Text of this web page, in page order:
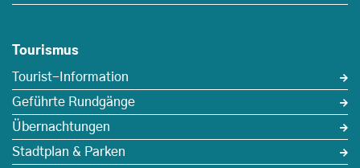
Tourismus
Tourist-Information
Geführte Rundgänge
Übernachtungen
Stadtplan & Parken